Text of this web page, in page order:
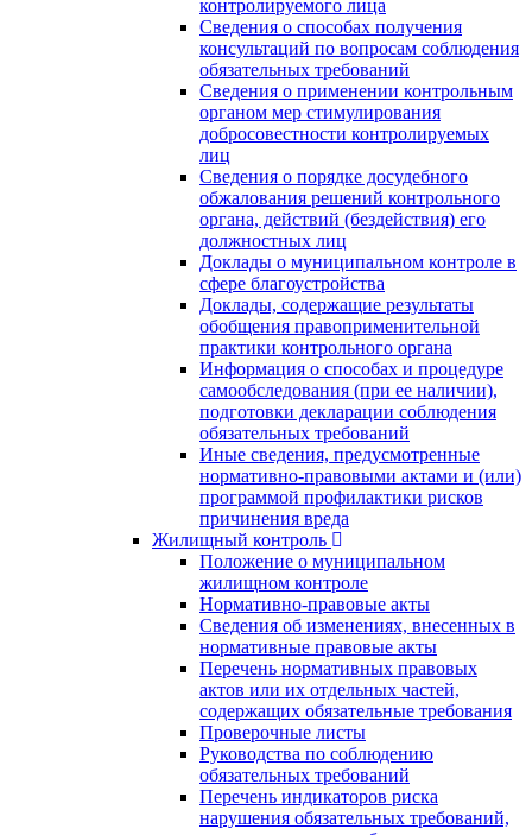
контролируемого лица
Сведения о способах получения
консультаций по вопросам соблюдения
обязательных требований
Сведения о применении контрольным
органом мер стимулирования
добросовестности контролируемых
лиц
Сведения о порядке досудебного
обжалования решений контрольного
органа, действий (бездействия) его
должностных лиц
Доклады о муниципальном контроле в
сфере благоустройства
Доклады, содержащие результаты
обобщения правоприменительной
практики контрольного органа
Информация о способах и процедуре
самообследования (при ее наличии),
подготовки декларации соблюдения
обязательных требований
Иные сведения, предусмотренные
нормативно-правовыми актами и (или)
программой профилактики рисков
причинения вреда
Жилищный контроль
Положение о муниципальном
жилищном контроле
Нормативно-правовые акты
Сведения об изменениях, внесенных в
нормативные правовые акты
Перечень нормативных правовых
актов или их отдельных частей,
содержащих обязательные требования
Проверочные листы
Руководства по соблюдению
обязательных требований
Перечень индикаторов риска
нарушения обязательных требований,